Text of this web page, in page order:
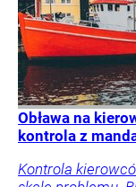
Obława na
kontrola z
Kontrola